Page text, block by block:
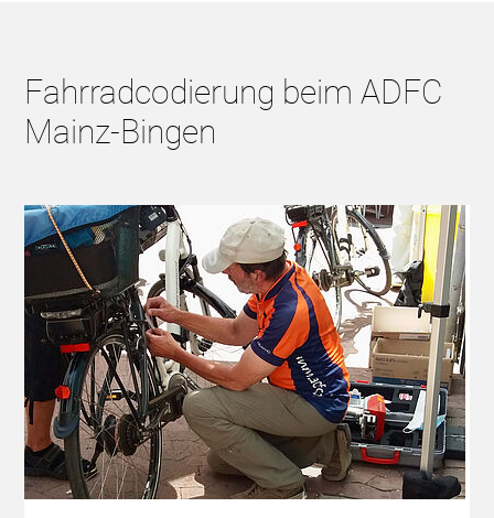
Fahrradcodierung beim ADFC
Mainz-Bingen